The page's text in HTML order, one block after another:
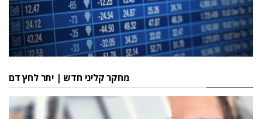
מחקר קליני חדש | יתר לחץ דם